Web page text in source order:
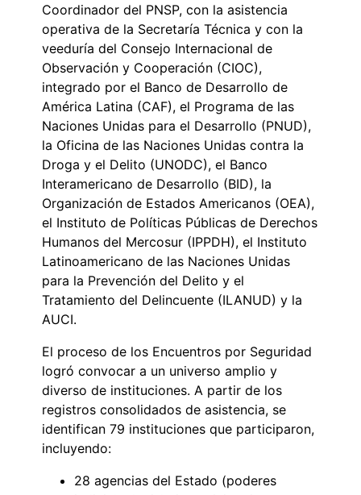
Coordinador del PNSP, con la asistencia
operativa de la Secretaría Técnica y con la
veeduría del Consejo Internacional de
Observación y Cooperación (CIOC),
integrado por el Banco de Desarrollo de
América Latina (CAF), el Programa de las
Naciones Unidas para el Desarrollo (PNUD),
la Oficina de las Naciones Unidas contra la
Droga y el Delito (UNODC), el Banco
Interamericano de Desarrollo (BID), la
Organización de Estados Americanos (OEA),
el Instituto de Políticas Públicas de Derechos
Humanos del Mercosur (IPPDH), el Instituto
Latinoamericano de las Naciones Unidas
para la Prevención del Delito y el
Tratamiento del Delincuente (ILANUD) y la
AUCI.
El proceso de los Encuentros por Seguridad
logró convocar a un universo amplio y
diverso de instituciones. A partir de los
registros consolidados de asistencia, se
identifican 79 instituciones que participaron,
incluyendo:
28 agencias del Estado (poderes